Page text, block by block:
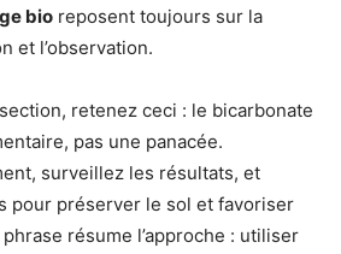
bio reposent toujours sur la
et l’observation.
retenez ceci : le bicarbonate
pas une panacée.
surveillez les résultats, et
pour préserver le sol et favoriser
résume l’approche : utiliser